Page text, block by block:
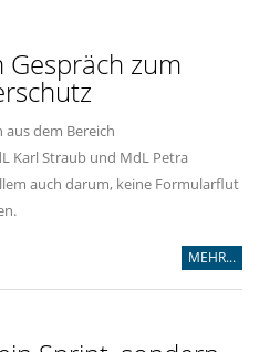
Gespräch zum
dem Bereich
Karl Straub und MdL Petra
auch darum, keine Formularflut
MEHR...